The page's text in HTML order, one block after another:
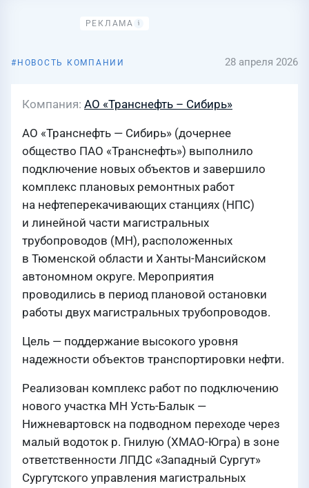
НОВОСТЬ КОМПАНИИ 28 апреля 2026
Компания АО «Транснефть – Сибирь»
АО «Транснефть — Сибирь» (дочернее
общество ПАО «Транснефть») выполнило
подключение новых объектов и завершило
комплекс плановых ремонтных работ
на нефтеперекачивающих станциях (НПС)
и линейной части магистральных
трубопроводов (МН), расположенных
в Тюменской области и Ханты-Мансийском
автономном округе. Мероприятия
проводились в период плановой остановки
работы двух магистральных трубопроводов.
Цель — поддержание высокого уровня
надежности объектов транспортировки нефти.
Реализован комплекс работ по подключению
нового участка МН Усть-Балык —
Нижневартовск на подводном переходе через
малый водоток р. Гнилую (ХМАО-Югра) в зоне
ответственности ЛПДС «Западный Сургут»
Сургутского управления магистральных